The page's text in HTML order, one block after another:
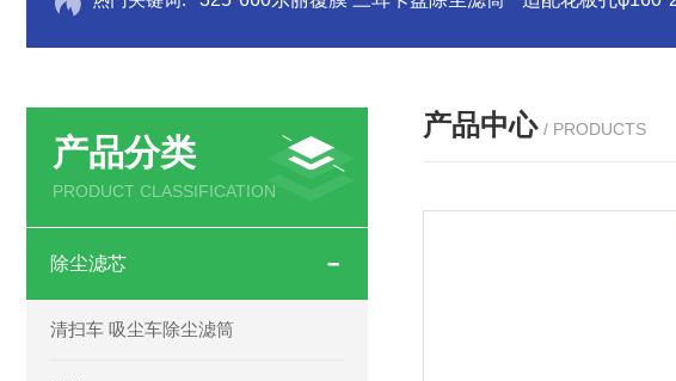
产品分类
PRODUCT CLASSIFICATION
除尘滤芯
清扫车 吸尘车除尘滤筒
产品中心 / PRODUCTS